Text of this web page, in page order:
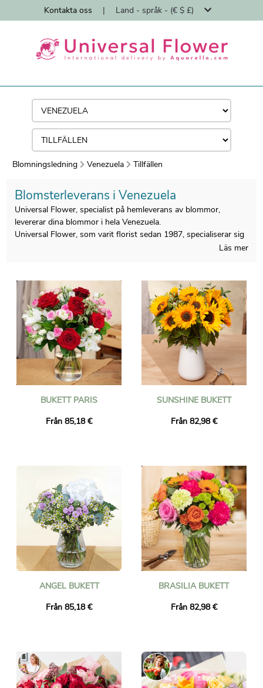
Kontakta oss | Land - språk - (€ $ £)
Blomningsledning Venezuela Tillfällen
Blomsterleverans i Venezuela
Universal Flower, specialist på hemleverans av blommor,
levererar dina blommor i hela Venezuela.
Universal Flower, som varit florist sedan 1987, specialiserar sig
Venezuela till den adress du väljer av floristen nära din
mottagare. Beställ före kl. 16.00 så levereras din bukett nästa
dag, inklusive helgdagar. Oavsett vilken händelse du firar
(födelsedag, bröllop, tack, etc.), lita på Universal Flower för en
lyckad blomleverans!
Läs mer
BUKETT PARIS
Från 85,18 €
SUNSHINE BUKETT
Från 82,98 €
ANGEL BUKETT
Från 85,18 €
BRASILIA BUKETT
Från 82,98 €